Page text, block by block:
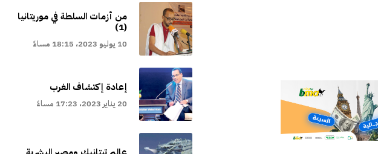
من أزمات السلطة في موريتانيا
(1)
10 يوليو 2023، 18:15 مساءً
إعادة إكتشاف الغرب
20 يناير 2023، 17:23 مساءً